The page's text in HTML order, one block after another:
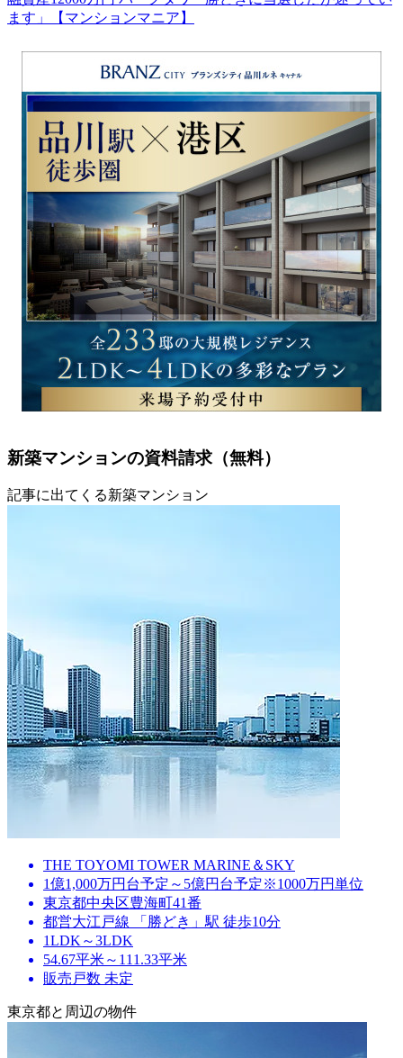
ます」【マンションマニア】
新築マンションの資料請求（無料）
記事に出てくる新築マンション
THE TOYOMI TOWER MARINE＆SKY
1億1,000万円台予定～5億円台予定※1000万円単位
東京都中央区豊海町41番
都営大江戸線 「勝どき」駅 徒歩10分
1LDK～3LDK
54.67平米～111.33平米
販売戸数 未定
東京都と周辺の物件